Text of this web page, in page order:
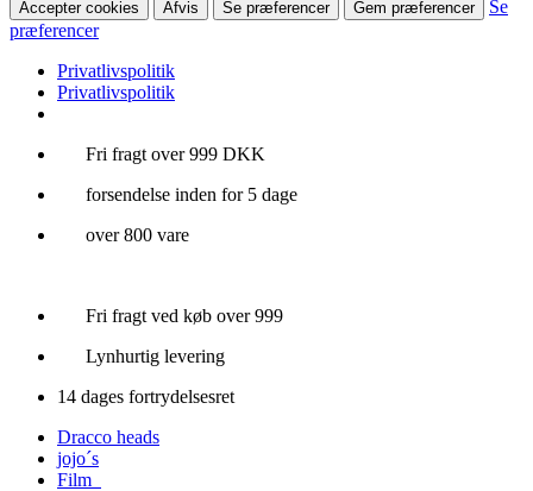
Accepter cookies Afvis Se præferencer Gem præferencer
Se
præferencer
Privatlivspolitik
Privatlivspolitik
Videre
indhold
Fri fragt over 999 DKK
forsendelse inden for 5 dage
over 800 vare
Fri fragt ved køb over 999
Lynhurtig levering
14 dages fortrydelsesret
Dracco heads
jojo´s
Film